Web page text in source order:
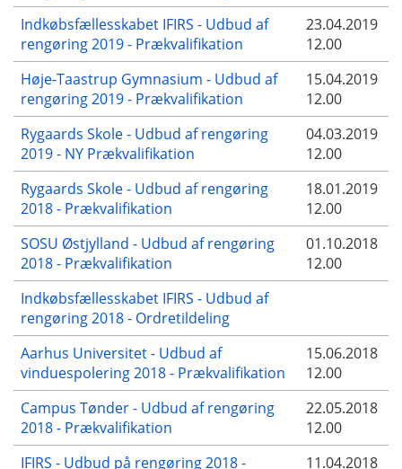
Indkøbsfællesskabet IFIRS - Udbud af
rengøring 2019 - Prækvalifikation
23.04.2019
12.00
Høje-Taastrup Gymnasium - Udbud af
rengøring 2019 - Prækvalifikation
15.04.2019
12.00
Rygaards Skole - Udbud af rengøring
2019 - NY Prækvalifikation
04.03.2019
12.00
Rygaards Skole - Udbud af rengøring
2018 - Prækvalifikation
18.01.2019
12.00
SOSU Østjylland - Udbud af rengøring
2018 - Prækvalifikation
01.10.2018
12.00
Indkøbsfællesskabet IFIRS - Udbud af
rengøring 2018 - Ordretildeling
Aarhus Universitet - Udbud af
vinduespolering 2018 - Prækvalifikation
15.06.2018
12.00
Campus Tønder - Udbud af rengøring
2018 - Prækvalifikation
22.05.2018
12.00
IFIRS - Udbud på rengøring 2018 -
11.04.2018